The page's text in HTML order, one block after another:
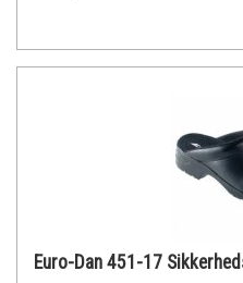
Euro-Dan 451-17